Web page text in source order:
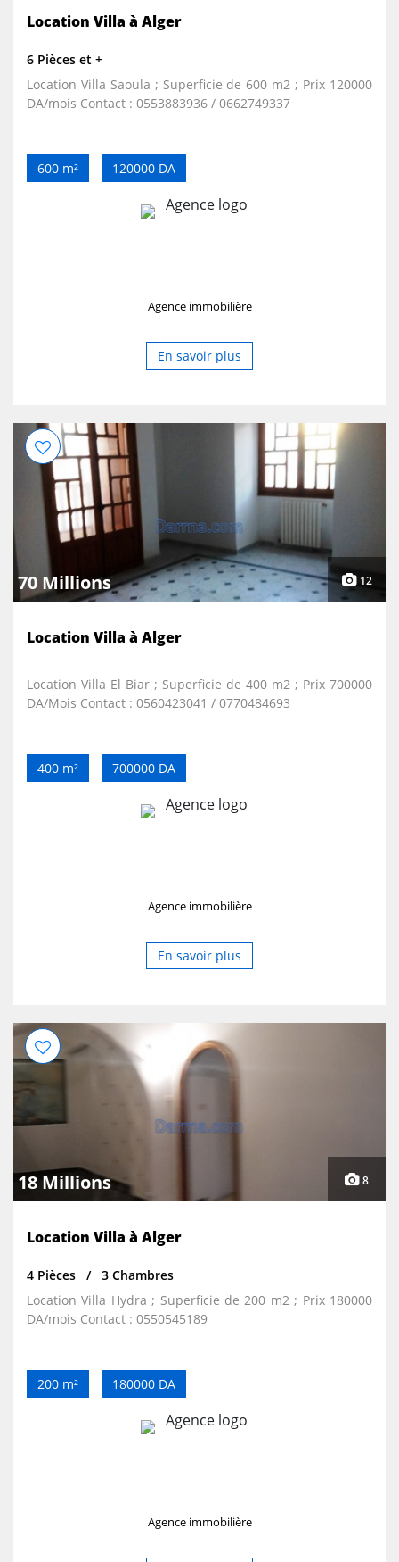
Location Villa à Alger
6 Pièces et +
Location Villa Saoula ; Superficie de 600 m2 ; Prix 120000
DA/mois Contact : 0553883936 / 0662749337
600 m² 120000 DA
Agence immobilière
En savoir plus
70 Millions 12
Location Villa à Alger
Location Villa El Biar ; Superficie de 400 m2 ; Prix 700000
DA/Mois Contact : 0560423041 / 0770484693
400 m² 700000 DA
Agence immobilière
En savoir plus
18 Millions 8
Location Villa à Alger
4 Pièces
3 Chambres
Location Villa Hydra ; Superficie de 200 m2 ; Prix 180000
DA/mois Contact : 0550545189
200 m² 180000 DA
Agence immobilière